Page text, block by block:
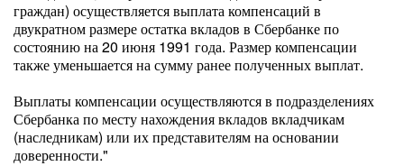
граждан) осуществляется выплата компенсаций в
двукратном размере остатка вкладов в Сбербанке по
состоянию на 20 июня 1991 года. Размер компенсации
также уменьшается на сумму ранее полученных выплат.
Выплаты компенсации осуществляются в подразделениях
Сбербанка по месту нахождения вкладов вкладчикам
(наследникам) или их представителям на основании
доверенности."